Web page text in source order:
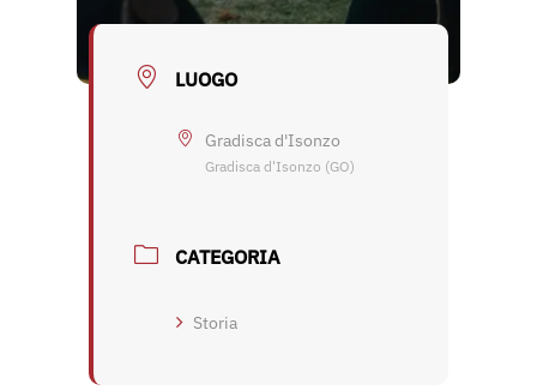
LUOGO
Gradisca d'Isonzo
Gradisca d'Isonzo (GO)
CATEGORIA
Storia